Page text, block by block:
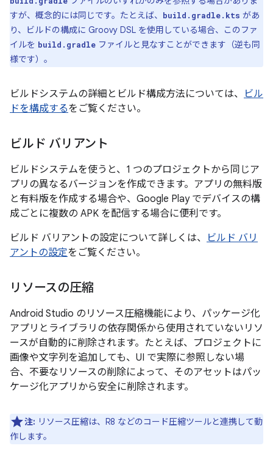
すが、概念的には同じです。たとえば、
build.gradle.kts があ
り、ビルドの構成に Groovy DSL を使用している場合、このファ
イルを build.gradle ファイルと見なすことができます（逆も同
様です）。
ビルドシステムの詳細とビルド構成方法については、
ビル
ドを構成するをご覧ください。
ビルド バリアント
ビルドシステムを使うと、1 つのプロジェクトから同じア
プリの異なるバージョンを作成できます。アプリの無料版
と有料版を作成する場合や、Google Play でデバイスの構
成ごとに複数の APK を配信する場合に便利です。
ビルド バリアントの設定について詳しくは、
ビルド バリ
アントの設定をご覧ください。
リソースの圧縮
Android Studio のリソース圧縮機能により、パッケージ化
アプリとライブラリの依存関係から使用されていないリソ
ースが自動的に削除されます。たとえば、プロジェクトに
画像や文字列を追加しても、UI で実際に参照しない場
合、不要なリソースの削除によって、そのアセットはパッ
ケージ化アプリから安全に削除されます。
注: リソース圧縮は、R8 などのコード圧縮ツールと連携して動
作します。